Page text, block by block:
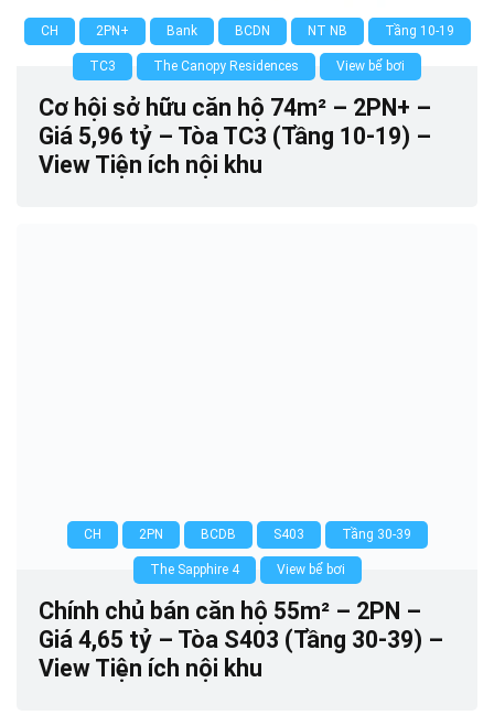
CH 2PN+ Bank BCDN NT NB Tầng 10-19
TC3 The Canopy Residences View bể bơi
Cơ hội sở hữu căn hộ 74m² – 2PN+ –
Giá 5,96 tỷ – Tòa TC3 (Tầng 10-19) –
View Tiện ích nội khu
CH 2PN BCDB S403 Tầng 30-39
The Sapphire 4 View bể bơi
Chính chủ bán căn hộ 55m² – 2PN –
Giá 4,65 tỷ – Tòa S403 (Tầng 30-39) –
View Tiện ích nội khu